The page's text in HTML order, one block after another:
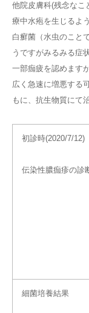
他院皮膚科(残念なこ
療中水疱を生じるよ
白癬菌（水虫のこと
うですがみるみる症
一部痂疲を認めます
広く急速に増悪する
もに、抗生物質にて
初診時(2020/7/12)
伝染性膿痂疹の診
細菌培養結果